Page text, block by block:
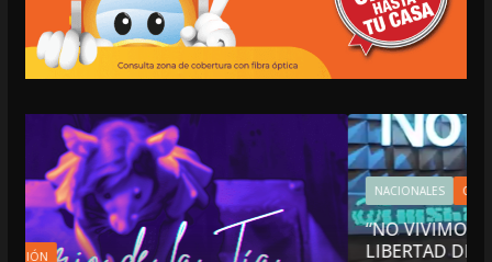
NACIONALES OPINIÓN
“NO VIVIMOS BUENOS TIEMPOS PARA LA
LIBERTAD DE EXPRESIÓN NI PARA LA